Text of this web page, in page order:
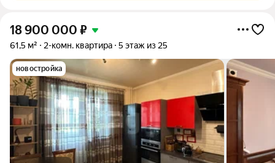
18 900 000 ₽
61,5 м² 2-комн. квартира 5 этаж из 25
новостройка